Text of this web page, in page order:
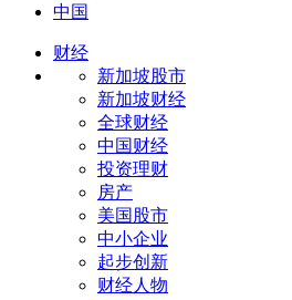
中国
财经
新加坡股市
新加坡财经
全球财经
中国财经
投资理财
房产
美国股市
中小企业
起步创新
财经人物